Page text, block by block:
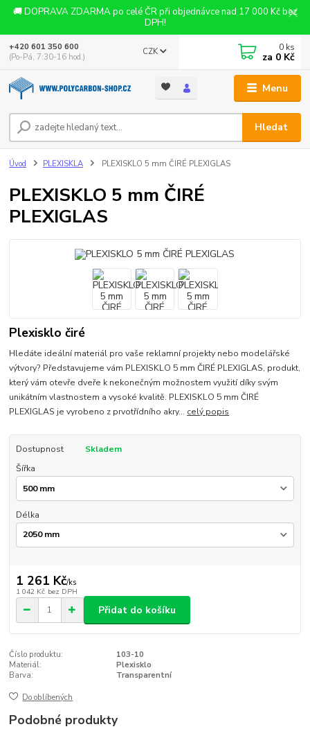
🚚 DOPRAVA ZDARMA po celé ČR při objednávce nad 17 000 Kč bez
DPH!
Menu
CZK
Hledat
+420 601 350 600
(Po-Pá, 7:30-16 hod.)
0 ks
za 0 Kč
Úvod PLEXISKLA PLEXISKLO 5 mm ČIRÉ PLEXIGLAS
PLEXISKLO 5 mm ČIRÉ
PLEXIGLAS
Plexisklo čiré
Hledáte ideální materiál pro vaše reklamní projekty nebo modelářské
výtvory? Představujeme vám PLEXISKLO 5 mm ČIRÉ PLEXIGLAS, produkt,
který vám otevře dveře k nekonečným možnostem využití díky svým
unikátním vlastnostem a vysoké kvalitě. PLEXISKLO 5 mm ČIRÉ
PLEXIGLAS je vyrobeno z prvotřídního akry... celý popis
Dostupnost
Skladem
Šířka
Délka
1 261 Kč/ks
1 042 Kč bez DPH
Přidat do košíku
Číslo produktu:
103-10
Materiál:
Plexisklo
Barva:
Transparentní
Do oblíbených
Podobné produkty